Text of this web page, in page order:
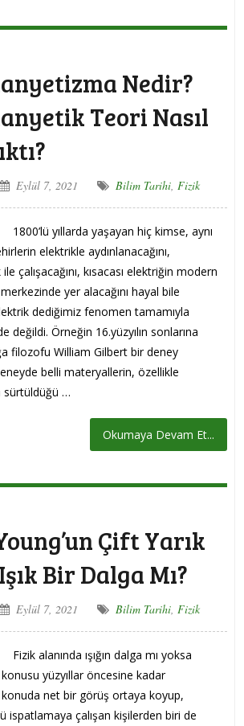
Nedir?
Teori Nasıl
Eylül 7, 2021 Bilim Tarihi, Fizik
1800’lü yıllarda yaşayan hiç kimse, aynı
elektrikle aydınlanacağını,
çalışacağını, kısacası elektriğin modern
yer alacağını hayal bile
dediğimiz fenomen tamamıyla
değildi. Örneğin 16.yüzyılın sonlarına
filozofu William Gilbert bir deney
belli materyallerin, özellikle
sürtüldüğü …
Okumaya Devam Et...
Çift Yarık
Bir Dalga Mı?
Eylül 7, 2021 Bilim Tarihi, Fizik
Fizik alanında ışığın dalga mı yoksa
yüzyıllar öncesine kadar
net bir görüş ortaya koyup,
ispatlamaya çalışan kişilerden biri de